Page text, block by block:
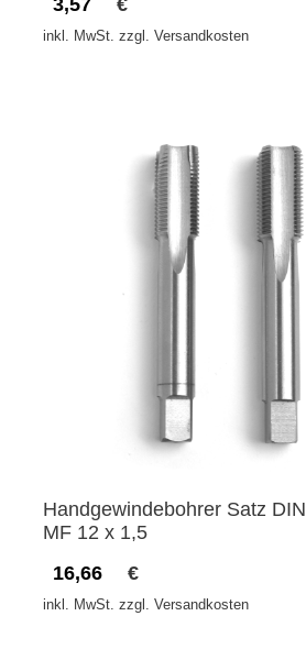
3,57 €
inkl. MwSt. zzgl. Versandkosten
Handgewindebohrer Satz
MF 12 x 1,5
16,66
€
inkl. MwSt. zzgl. Versandkosten